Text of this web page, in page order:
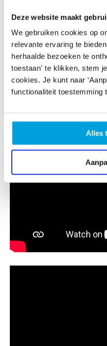
Deze website maakt
We gebruiken cookies op
relevante ervaring te
herhaalde bezoeken te
toestaan' te klikken, stem
cookies. Je kunt naar
functionaliteit toestemming
Alles